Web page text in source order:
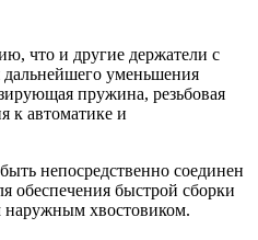
что и другие держатели с
уменьшения
пружина, резьбовая
к автоматике и
непосредственно соединен
обеспечения быстрой сборки
наружным хвостовиком.